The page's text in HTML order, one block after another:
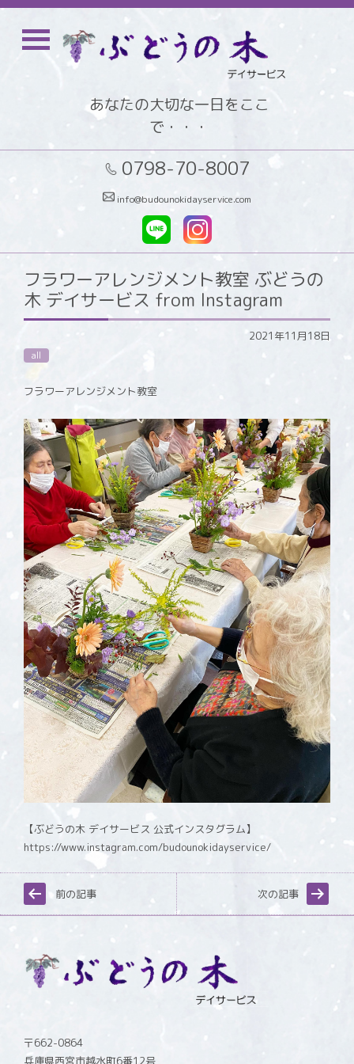
あなたの大切な一日をここ
で・・・
0798-70-8007
info@budounokidayservice.com
フラワーアレンジメント教室 ぶどうの
木 デイサービス from Instagram
2021年11月18日
all
フラワーアレンジメント教室
【ぶどうの木 デイサービス 公式インスタグラム】
https://www.instagram.com/budounokidayservice/
前の記事 次の記事
〒662-0864
兵庫県西宮市越水町6番12号